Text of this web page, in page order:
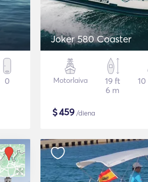
0
Joker 580 Coaster
Motorlaiva
19 ft
6 m
$459/diena